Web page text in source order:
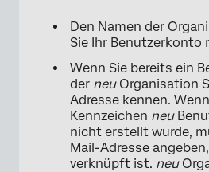
Den Namen der
Sie Ihr Benutzerkonto
Wenn Sie bereits ein
der neuOrganisation
Adresse kennen.
Kennzeichen neu
nicht erstellt wurde,
Mail-Adresse
verknüpft ist. neu